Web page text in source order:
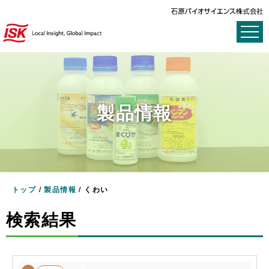
製品情報
トップ /製品情報 / くわい
検索結果